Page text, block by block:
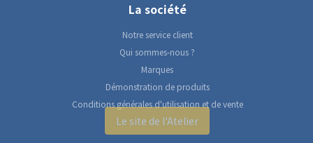
La société
Notre service client
Qui sommes-nous ?
Marques
Démonstration de produits
Conditions générales d'utilisation et de vente
Le site de l'Atelier